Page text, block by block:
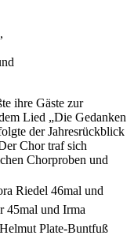
ihre Gäste zur
Lied „Die Gedanken
der Jahresrückblick
Chor traf sich
Chorproben und
Riedel 46mal und
45mal und Irma
Plate-Buntfuß